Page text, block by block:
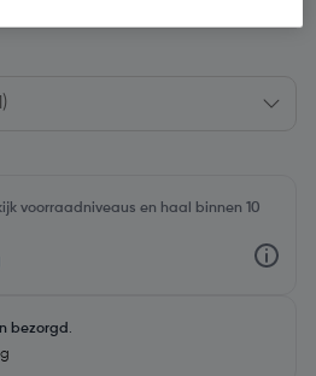
voorraadniveaus en haal binnen 10
bezorgd .